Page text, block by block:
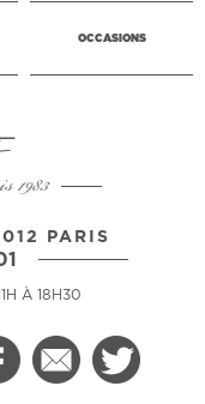
OCCASIONS
1983
PARIS
À 18H30